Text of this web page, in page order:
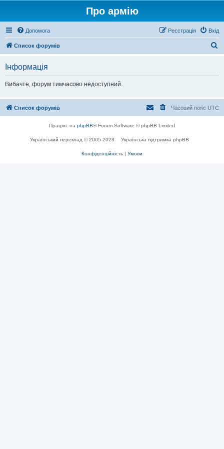
Про армію
Допомога Вхід
Реєстрація
Список форумів
Інформація
Вибачте, форум тимчасово недоступний.
Список форумів Часовий пояс UTC
Працює на phpBB® Forum Software © phpBB Limited
Український переклад © 2005-2023 Українська підтримка phpBB
Конфіденційність | Умови